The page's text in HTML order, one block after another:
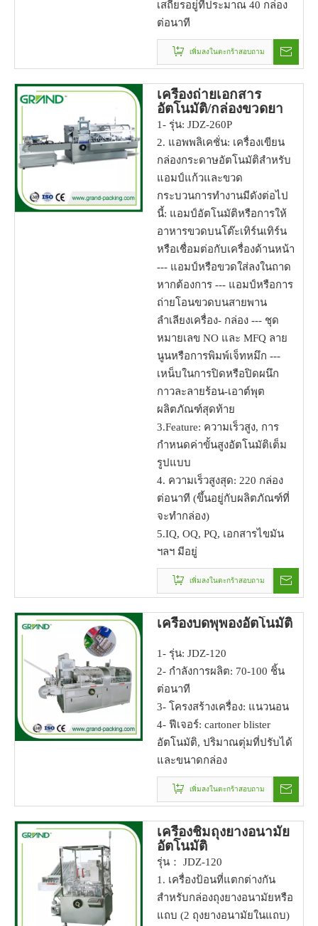
เสถียรอยู่ที่ประมาณ 40 กล่อง
ต่อนาที
เพิ่มลงในตะกร้าสอบถาม
เครื่องถ่ายเอกสาร
อัตโนมัติ/กล่องขวดยา
1- รุ่น: JDZ-260P
2. แอพพลิเคชั่น: เครื่องเขียน
กล่องกระดาษอัตโนมัติสำหรับ
แอมป์แก้วและขวด
กระบวนการทำงานมีดังต่อไป
นี้: แอมป์อัตโนมัติหรือการให้
อาหารขวดบนโต๊ะเทิร์นเทิร์น
หรือเชื่อมต่อกับเครื่องด้านหน้า
--- แอมป์หรือขวดใส่ลงในถาด
หากต้องการ --- แอมป์หรือการ
ถ่ายโอนขวดบนสายพาน
ลำเลียงเครื่อง- กล่อง --- ชุด
หมายเลข NO และ MFQ ลาย
นูนหรือการพิมพ์เจ็ทหมึก ---
เหน็บในการปิดหรือปิดผนึก
กาวละลายร้อน-เอาต์พุต
ผลิตภัณฑ์สุดท้าย
3.Feature: ความเร็วสูง, การ
กำหนดค่าขั้นสูงอัตโนมัติเต็ม
รูปแบบ
4. ความเร็วสูงสุด: 220 กล่อง
ต่อนาที (ขึ้นอยู่กับผลิตภัณฑ์ที่
จะทำกล่อง)
5.IQ, OQ, PQ, เอกสารไขมัน
ฯลฯ มีอยู่
เพิ่มลงในตะกร้าสอบถาม
เครื่องบดพุพองอัตโนมัติ
1- รุ่น: JDZ-120
2- กำลังการผลิต: 70-100 ชิ้น
ต่อนาที
3- โครงสร้างเครื่อง: แนวนอน
4- ฟีเจอร์: cartoner blister
อัตโนมัติ, ปริมาณตุ่มที่ปรับได้
และขนาดกล่อง
เพิ่มลงในตะกร้าสอบถาม
เครื่องชิมถุงยางอนามัย
อัตโนมัติ
รุ่น： JDZ-120
1. เครื่องป้อนที่แตกต่างกัน
สำหรับกล่องถุงยางอนามัยหรือ
แถบ (2 ถุงยางอนามัยในแถบ)